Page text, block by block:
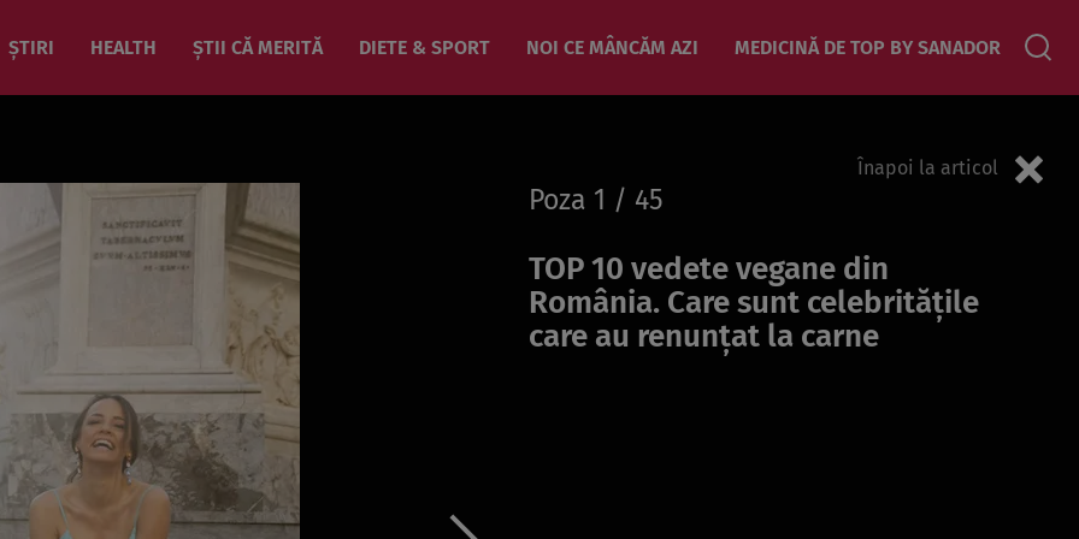
ȘTIRI HEALTH ȘTII CĂ MERITĂ DIETE & SPORT NOI CE MÂNCĂM AZI MEDICINĂ DE TOP BY SANADOR
Înapoi la articol
Poza 1 / 45
TOP 10 vedete vegane din
România. Care sunt celebritățile
care au renunțat la carne